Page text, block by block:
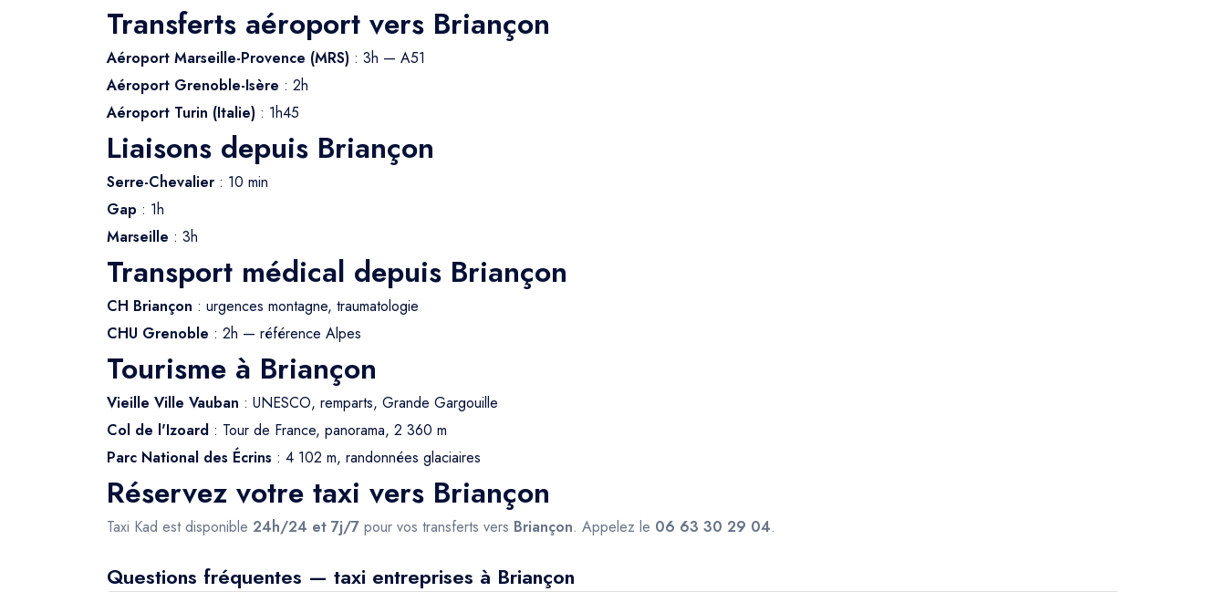
Transferts aéroport vers Briançon
Aéroport Marseille-Provence (MRS) : 3h — A51
Aéroport Grenoble-Isère : 2h
Aéroport Turin (Italie) : 1h45
Liaisons depuis Briançon
Serre-Chevalier : 10 min
Gap : 1h
Marseille : 3h
Transport médical depuis Briançon
CH Briançon : urgences montagne, traumatologie
CHU Grenoble : 2h — référence Alpes
Tourisme à Briançon
Vieille Ville Vauban : UNESCO, remparts, Grande Gargouille
Col de l'Izoard : Tour de France, panorama, 2 360 m
Parc National des Écrins : 4 102 m, randonnées glaciaires
Réservez votre taxi vers Briançon
Taxi Kad est disponible 24h/24 et 7j/7 pour vos transferts vers Briançon. Appelez le 06 63 30 29 04.
Questions fréquentes — taxi entreprises à Briançon